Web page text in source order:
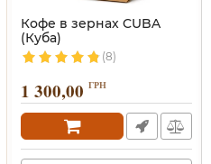
Кофе в зернах CUBA
(Куба)
(8)
1 300,00 ГРН